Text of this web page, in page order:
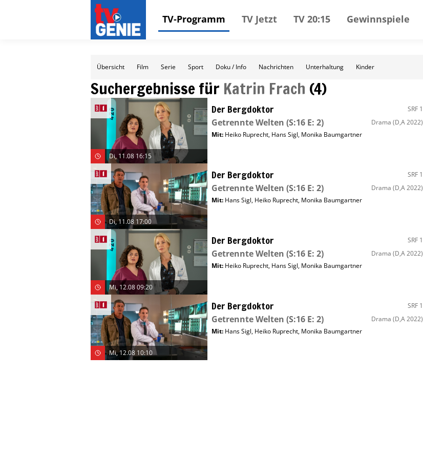
TV-Programm TV Jetzt TV 20:15 Gewinnspiele
Übersicht Film Serie Sport Doku / Info Nachrichten Unterhaltung Kinder
Suchergebnisse für Katrin Frach (4)
Di, 11.08 16:15
Der Bergdoktor SRF 1
Getrennte Welten (S:16 E: 2) Drama (D,A 2022)
Mit: Heiko Ruprecht, Hans Sigl, Monika Baumgartner
Di, 11.08 17:00
Der Bergdoktor SRF 1
Getrennte Welten (S:16 E: 2) Drama (D,A 2022)
Mit: Hans Sigl, Heiko Ruprecht, Monika Baumgartner
Mi, 12.08 09:20
Der Bergdoktor SRF 1
Getrennte Welten (S:16 E: 2) Drama (D,A 2022)
Mit: Heiko Ruprecht, Hans Sigl, Monika Baumgartner
Mi, 12.08 10:10
Der Bergdoktor SRF 1
Getrennte Welten (S:16 E: 2) Drama (D,A 2022)
Mit: Hans Sigl, Heiko Ruprecht, Monika Baumgartner